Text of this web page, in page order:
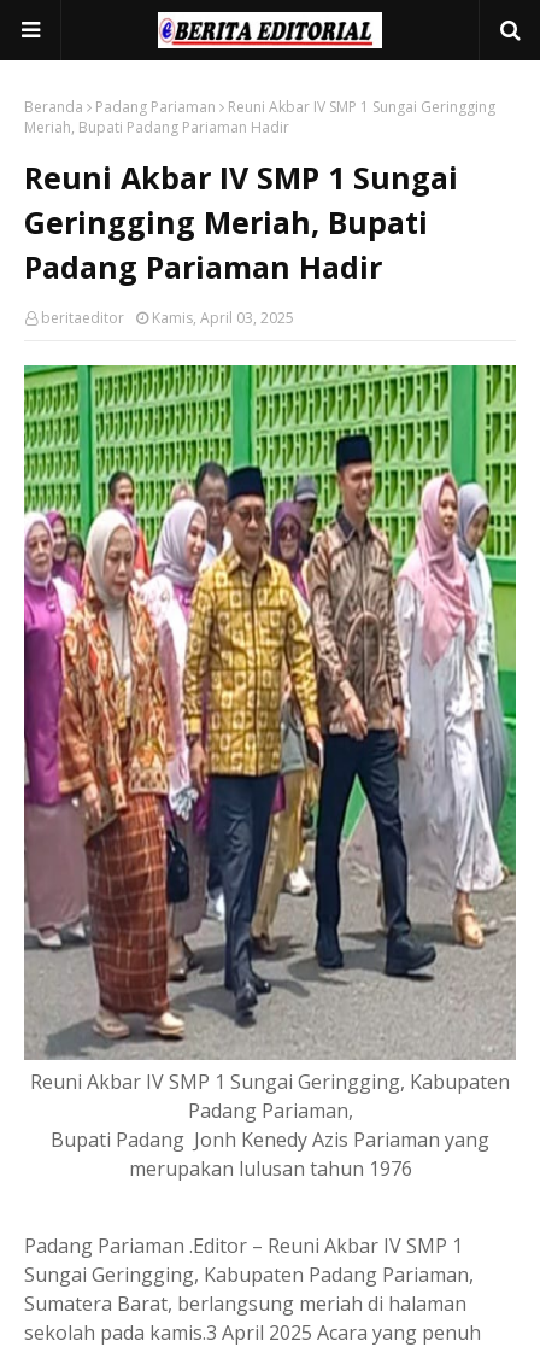
Beranda Padang Pariaman
Reuni Akbar IV SMP 1 Sungai Geringging
Meriah, Bupati Padang Pariaman Hadir
Reuni Akbar IV SMP 1 Sungai
Geringging Meriah, Bupati
Padang Pariaman Hadir
beritaeditor Kamis, April 03, 2025
Reuni Akbar IV SMP 1 Sungai Geringging, Kabupaten
Padang Pariaman,
Bupati Padang Jonh Kenedy Azis Pariaman yang
merupakan lulusan tahun 1976
Padang Pariaman .Editor – Reuni Akbar IV SMP 1
Sungai Geringging, Kabupaten Padang Pariaman,
Sumatera Barat, berlangsung meriah di halaman
sekolah pada kamis.3 April 2025 Acara yang penuh